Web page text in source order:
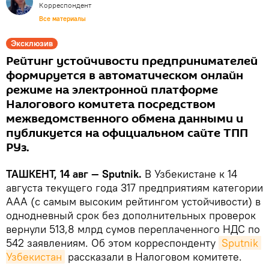
Корреспондент
Все материалы
Эксклюзив
Рейтинг устойчивости предпринимателей
формируется в автоматическом онлайн
режиме на электронной платформе
Налогового комитета посредством
межведомственного обмена данными и
публикуется на официальном сайте ТПП
РУз.
ТАШКЕНТ, 14 авг — Sputnik. В Узбекистане к 14
августа текущего года 317 предприятиям категории
ААА (с самым высоким рейтингом устойчивости) в
однодневный срок без дополнительных проверок
вернули 513,8 млрд сумов переплаченного НДС по
542 заявлениям. Об этом корреспонденту Sputnik
Узбекистан рассказали в Налоговом комитете.